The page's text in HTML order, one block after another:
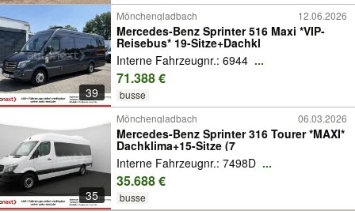
39
Mönchengladbach 12.06.2026
Mercedes-Benz Sprinter 516 Maxi *VIP-
Reisebus* 19-Sitze+Dachkl
Interne Fahrzeugnr.: 6944 ...
71.388 €
busse
35
Mönchengladbach 06.03.2026
Mercedes-Benz Sprinter 316 Tourer *MAXI*
Dachklima+15-Sitze (7
Interne Fahrzeugnr.: 7498D ...
35.688 €
busse